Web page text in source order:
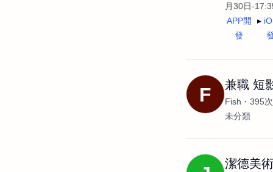
月30日-
APP開
發
F 兼職 短
Fish
395
未分類
潔德美